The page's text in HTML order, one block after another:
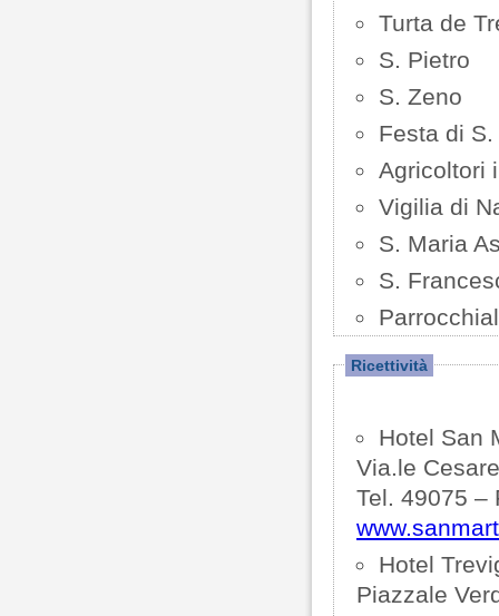
Turta de
S. Pietro
S. Zeno
Festa di
Agricoltori
Vigilia di
S. Maria
S.
Ricettività
Hotel San
Via.le
Tel. 49075 –
Hotel
Piazzale